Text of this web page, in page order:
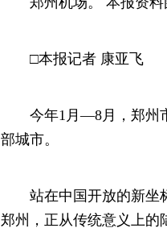
□本报记者 康亚飞
今年1月—8月，郑州市
部城市。
站在中国开放的新坐标
郑州，正从传统意义上的